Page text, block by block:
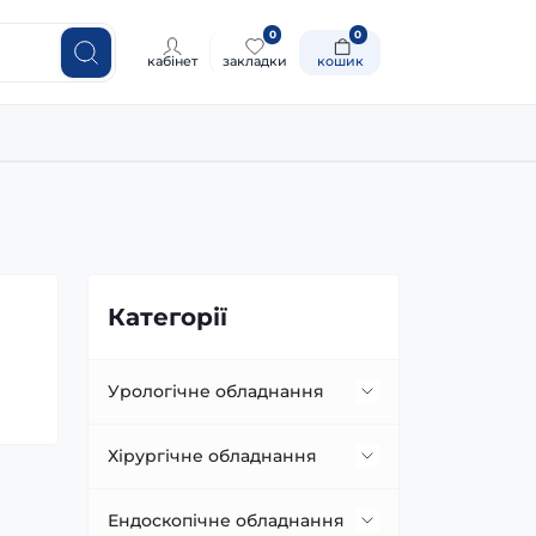
кабінет закладки
0
кошик
0
Категорії
Урологічне обладнання
Гольмієві лазери
Літотриптори
Хірургічне обладнання
Операційні столи
Ендоскопічне обладнання